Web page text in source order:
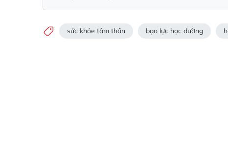
sức khỏe tâm thần bạo lực học đường